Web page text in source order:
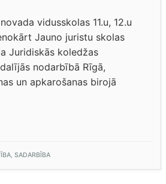
vidusskolas 11.u, 12.u
Jauno juristu skolas
Juridiskās koledžas
nodarbībā Rīgā,
un apkarošanas birojā
, SADARBĪBA